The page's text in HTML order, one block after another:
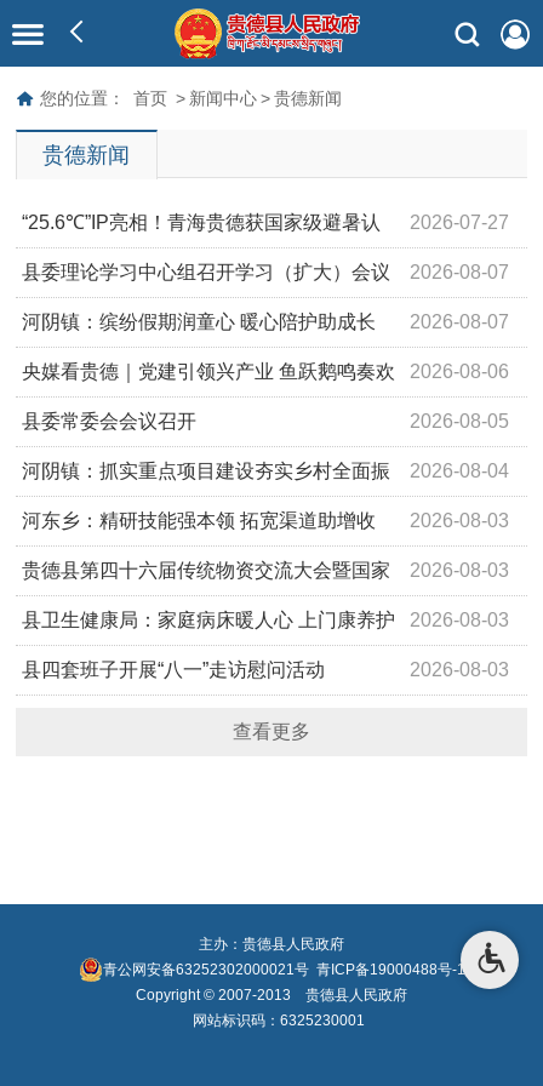
您的位置： 首页 > 新闻中心 > 贵德新闻
贵德新闻
2026-07-27
“25.6℃”IP亮相！青海贵德获国家级避暑认
证 2026-08-07
县委理论学习中心组召开学习（扩大）会议
2026-08-07
河阴镇：缤纷假期润童心 暖心陪护助成长
2026-08-06
央媒看贵德｜党建引领兴产业 鱼跃鹅鸣奏欢
歌 2026-08-05
县委常委会会议召开
2026-08-04
河阴镇：抓实重点项目建设夯实乡村全面振
兴发展根基 2026-08-03
河东乡：精研技能强本领 拓宽渠道助增收
2026-08-03
贵德县第四十六届传统物资交流大会暨国家
级非物质文化遗产“贵德六月庙会… 2026-08-03
县卫生健康局：家庭病床暖人心 上门康养护
安康 2026-08-03
县四套班子开展“八一”走访慰问活动
查看更多
主办：贵德县人民政府
青公网安备63252302000021号 青ICP备19000488号-1
Copyright © 2007-2013 贵德县人民政府
网站标识码：6325230001